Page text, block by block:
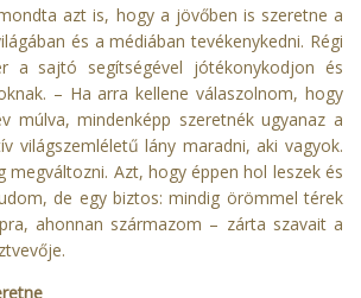
azt is, hogy a jövőben is szeretne a
és a médiában tevékenykedni. Régi
a sajtó segítségével jótékonykodjon és
– Ha arra kellene válaszolnom, hogy
múlva, mindenképp szeretnék ugyanaz a
világszemléletű lány maradni, aki vagyok.
megváltozni. Azt, hogy éppen hol leszek és
de egy biztos: mindig örömmel térek
ahonnan származom – zárta szavait a